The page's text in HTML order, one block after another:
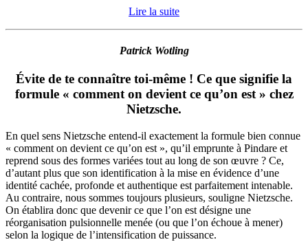
Lire la suite
Patrick Wotling
Évite de te connaître toi-même ! Ce que signifie la
formule « comment on devient ce qu’on est » chez
Nietzsche.
En quel sens Nietzsche entend-il exactement la formule bien connue
« comment on devient ce qu’on est », qu’il emprunte à Pindare et
reprend sous des formes variées tout au long de son œuvre ? Ce,
d’autant plus que son identification à la mise en évidence d’une
identité cachée, profonde et authentique est parfaitement intenable.
Au contraire, nous sommes toujours plusieurs, souligne Nietzsche.
On établira donc que devenir ce que l’on est désigne une
réorganisation pulsionnelle menée (ou que l’on échoue à mener)
selon la logique de l’intensification de puissance.